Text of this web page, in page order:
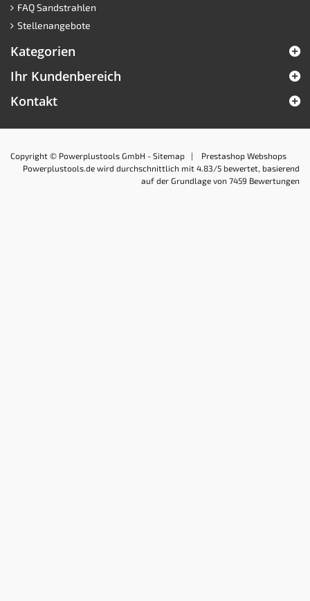
FAQ Sandstrahlen
Stellenangebote
Kategorien
Ihr Kundenbereich
Kontakt
Copyright © Powerplustools GmbH - Sitemap | Prestashop Webshops
Powerplustools.de wird durchschnittlich mit 4.83 /5 bewertet, basierend
auf der Grundlage von 7459 Bewertungen